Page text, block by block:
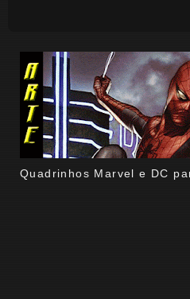
Quadrinhos Marvel e DC